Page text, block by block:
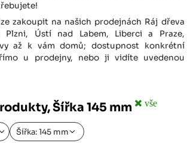
zakoupit na našich prodejnách Ráj dřeva
Plzni, Ústí nad Labem, Liberci a Praze,
až k vám domů; dostupnost konkrétní
u prodejny, nebo ji vidíte uvedenou
Šířka 145 mm vše
Šířka: 145 mm